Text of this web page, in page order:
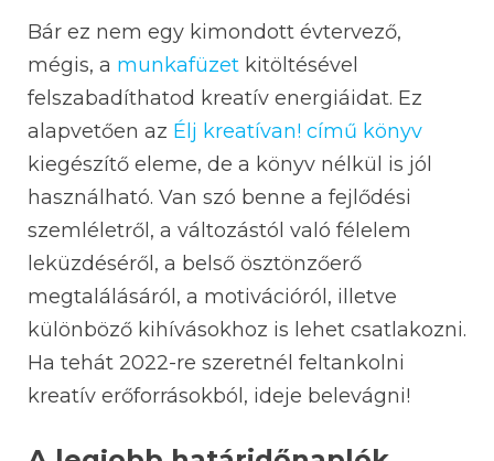
Bár ez nem egy kimondott évtervező,
mégis, a munkafüzet kitöltésével
felszabadíthatod kreatív energiáidat. Ez
alapvetően az Élj kreatívan! című könyv
kiegészítő eleme, de a könyv nélkül is jól
használható. Van szó benne a fejlődési
szemléletről, a változástól való félelem
leküzdéséről, a belső ösztönzőerő
megtalálásáról, a motivációról, illetve
különböző kihívásokhoz is lehet csatlakozni.
Ha tehát 2022-re szeretnél feltankolni
kreatív erőforrásokból, ideje belevágni!